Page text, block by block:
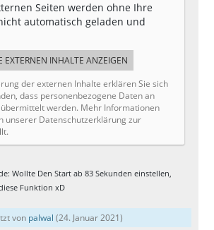
Seiten werden ohne Ihre
automatisch geladen und
EXTERNEN INHALTE ANZEIGEN
der externen Inhalte erklären Sie sich
dass personenbezogene Daten an
werden. Mehr Informationen
unserer Datenschutzerklärung zur
Wollte Den Start ab 83 Sekunden einstellen,
Funktion xD
von palwal (24. Januar 2021)